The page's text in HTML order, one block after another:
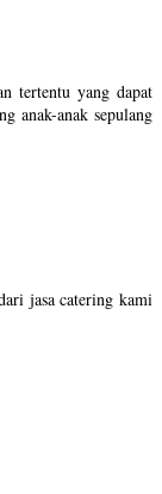
tertentu yang dapat
anak-anak sepulang
jasa catering kami